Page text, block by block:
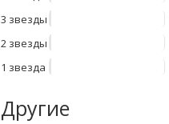
3 звезды
2 звезды
1 звезда
Другие